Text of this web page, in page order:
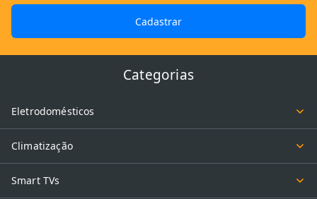
Cadastrar
Categorias
Eletrodomésticos
Climatização
Smart TVs